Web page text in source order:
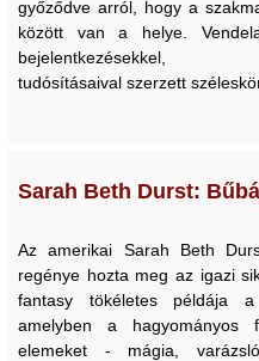
győződve arról, hogy a
között van a helye.
bejelentkezésekkel,
tudósításaival szerzett
Sarah Beth Durst:
Az amerikai Sarah Beth
regénye hozta meg az igazi
fantasy tökéletes példája a
amelyben a hagyományos
elemeket - mágia,